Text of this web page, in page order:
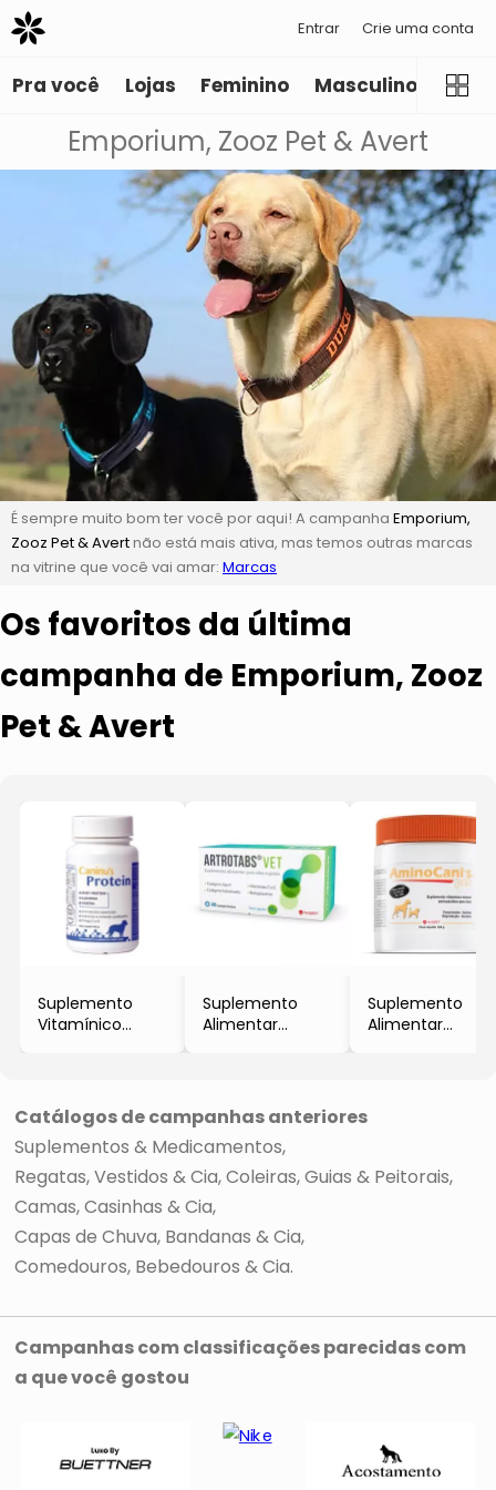
Entrar Crie uma conta
Pra você Lojas Feminino Masculino
Emporium, Zooz Pet & Avert
É sempre muito bom ter você por aqui! A campanha Emporium,
Zooz Pet & Avertnão está mais ativa, mas temos outras marcas
na vitrine que você vai amar: Marcas
Os favoritos da última
campanha de Emporium, Zooz
Pet & Avert
Suplemento
Vitamínico
- 100g
- Avert
Suplemento
Alimentar
Comprimidos
- Avert
Suplemento
Alimentar
Catálogos de campanhas anteriores
Suplementos & Medicamentos
Regatas, Vestidos & Cia Coleiras, Guias & Peitorais
Camas, Casinhas & Cia
Capas de Chuva, Bandanas & Cia
Comedouros, Bebedouros & Cia
Campanhas com classificações parecidas com
a que você gostou